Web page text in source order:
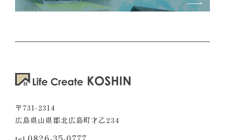
〒731-2314
広島県山県郡北広島町才乙234